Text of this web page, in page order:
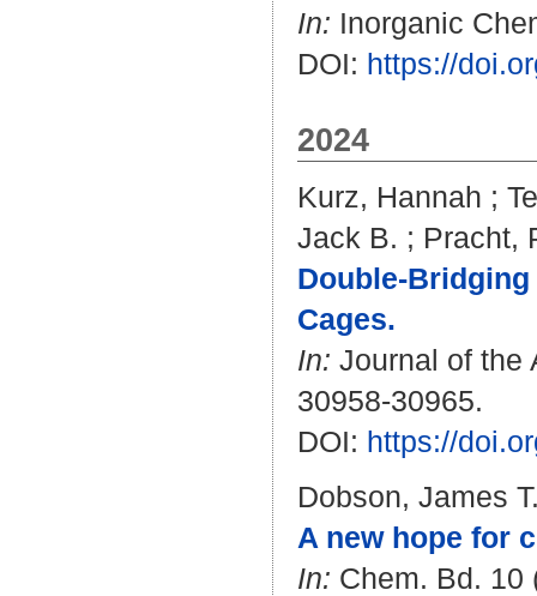
In: Inorganic
DOI: https://
2024
Kurz, Hannah ;
Jack B. ; Pracht,
Double-
Cages.
In: Journal of the
30958-30965.
DOI: https://
Dobson, James
A new hope for
In: Chem. Bd. 10